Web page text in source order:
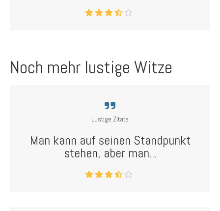
Noch mehr lustige Witze
Lustige Zitate
Man kann auf seinen Standpunkt
stehen, aber man...